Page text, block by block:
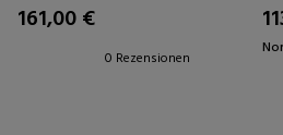
161,00 €
0 Rezensionen